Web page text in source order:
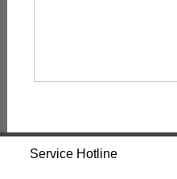
Service Hotline